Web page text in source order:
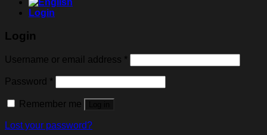
Login
Login
Username or email address *
Password *
Remember me
Lost your password?